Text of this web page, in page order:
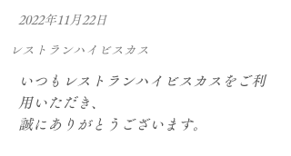
2022年11月22日
レストランハイビスカス
いつもレストランハイビスカスをご利
用いただき、
誠にありがとうございます。